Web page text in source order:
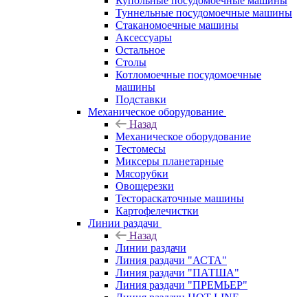
Туннельные посудомоечные машины
Стаканомоечные машины
Аксессуары
Остальное
Столы
Котломоечные посудомоечные
машины
Подставки
Механическое оборудование
Назад
Механическое оборудование
Тестомесы
Миксеры планетарные
Мясорубки
Овощерезки
Тестораскаточные машины
Картофелечистки
Линии раздачи
Назад
Линии раздачи
Линия раздачи "АСТА"
Линия раздачи "ПАТША"
Линия раздачи "ПРЕМЬЕР"